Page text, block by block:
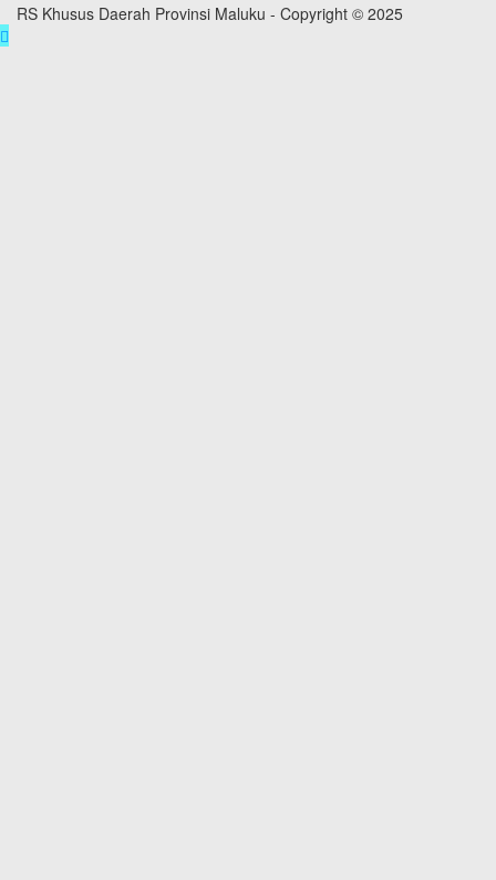
RS Khusus Daerah Provinsi Maluku - Copyright © 2025